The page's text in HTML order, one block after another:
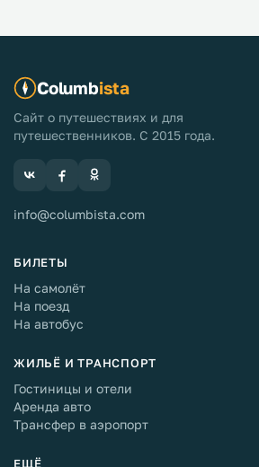
Columbista
Сайт о путешествиях и для
путешественников. С 2015 года.
info@columbista.com
БИЛЕТЫ
На самолёт
На поезд
На автобус
ЖИЛЬЁ И ТРАНСПОРТ
Гостиницы и отели
Аренда авто
Трансфер в аэропорт
ЕЩЁ